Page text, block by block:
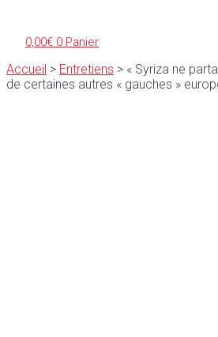
0,00€ 0 Panier
Accueil > Entretiens > « Syriza ne
de certaines autres « gauches »